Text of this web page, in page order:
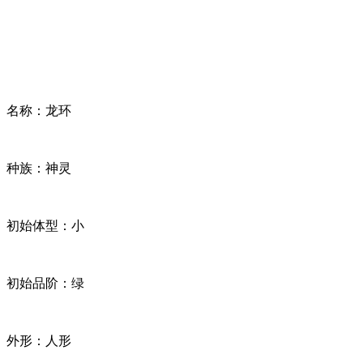
名称：龙环
种族：神灵
初始体型：小
初始品阶：绿
外形：人形